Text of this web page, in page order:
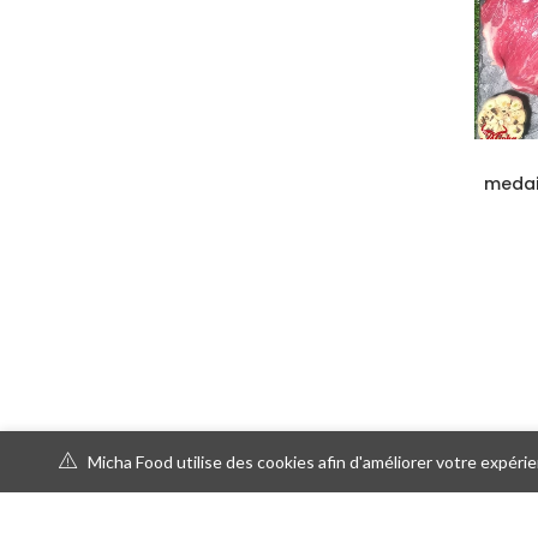
Micha Food utilise des cookies afin d'améliorer votre